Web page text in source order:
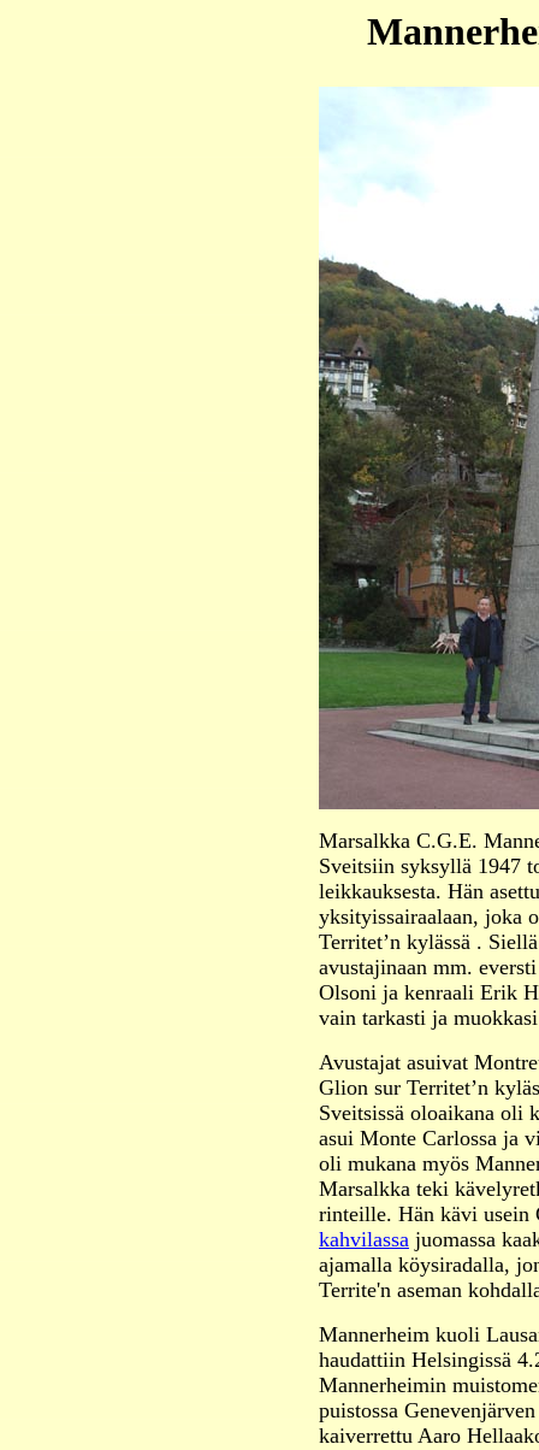
Marsalkka C.G.E.
Sveitsiin syksyllä 1947
leikkauksesta. Hän
yksityissairaalaan, joka
Territet’n kylässä .
avustajinaan mm.
Olsoni ja kenraali Erik
vain tarkasti ja
Avustajat asuivat
Glion sur Territet’n
Sveitsissä oloaikana oli
asui Monte Carlossa ja
oli mukana myös
Marsalkka teki
rinteille. Hän kävi usein
kahvilassa juomassa
ajamalla köysiradalla,
Territe'n aseman
Mannerheim kuoli
haudattiin Helsingissä
Mannerheimin
puistossa
kaiverrettu Aaro